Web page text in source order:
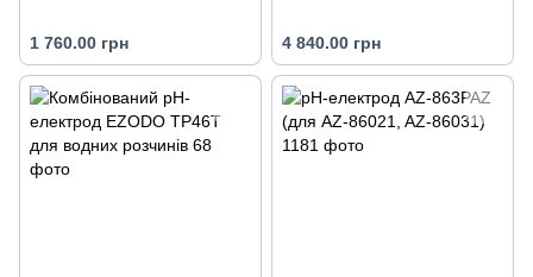
1 760.00 грн 4 840.00 грн